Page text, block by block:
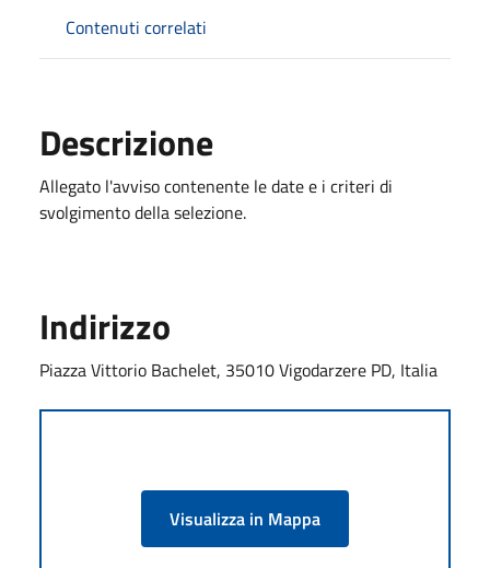
Contenuti correlati
Descrizione
Allegato l'avviso contenente le date e i criteri di
svolgimento della selezione.
Indirizzo
Piazza Vittorio Bachelet, 35010 Vigodarzere PD, Italia
Visualizza in Mappa